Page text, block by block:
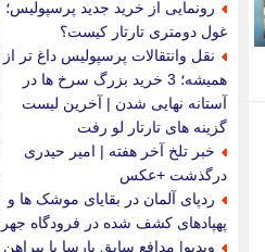
رونمایی از خرید جدید پرسپولیس؛
غول دومتری تارتار کیست؟
نقل وانتقالات پرسپولیس داغ تر از
همیشه؛ 3 خرید بزرگ سرخ ها در
آستانه نهایی شدن | آخرین لیست
گزینه های تارتار لو رفت
خبر تلخ آخر هفته | امیر حیدری
درگذشت +عکس
ردپای آلمان در بقایای موشک ها و
پهپادهای کشف شده در فرودگاه
ویدیو| مدافع سابق بارسا با پیراهن